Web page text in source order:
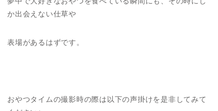
か出会えない仕草や
表場があるはずです。
おやつタイムの撮影時の際は以下の声掛けを是非してみて